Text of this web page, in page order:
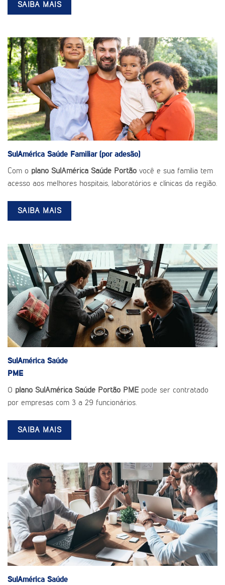
SAIBA MAIS
SulAmérica Saúde Familiar (por adesão)
Com o plano SulAmérica Saúde Portão você e sua família tem
acesso aos melhores hospitais, laboratórios e clínicas da região.
SAIBA MAIS
SulAmérica Saúde
PME
O plano SulAmérica Saúde Portão PME pode ser contratado
por empresas com 3 a 29 funcionários.
SAIBA MAIS
SulAmérica Saúde